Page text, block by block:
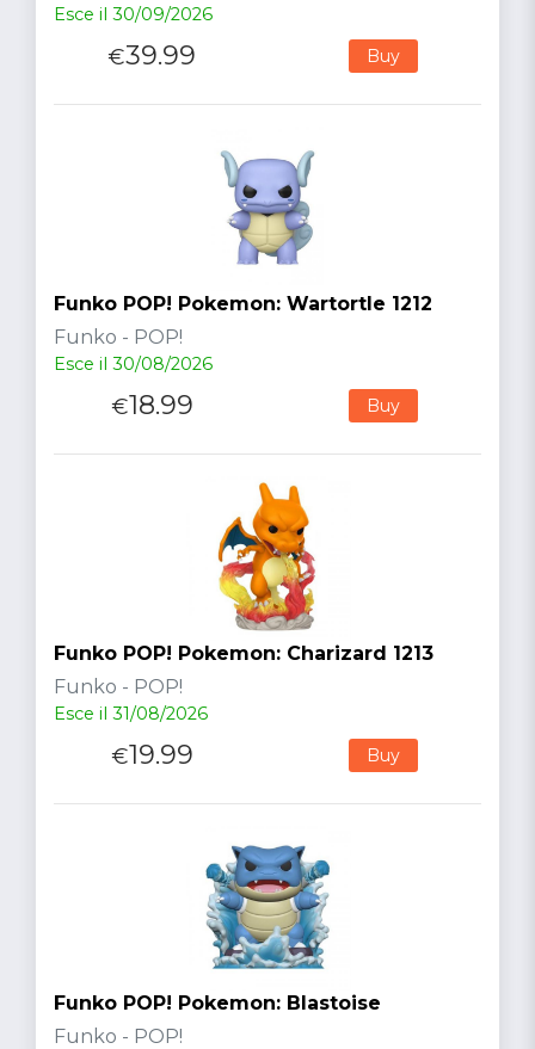
Esce il 30/09/2026
€39.99 Buy
Funko POP! Pokemon: Wartortle 1212
Funko - POP!
Esce il 30/08/2026
€18.99 Buy
Funko POP! Pokemon: Charizard 1213
Funko - POP!
Esce il 31/08/2026
€19.99 Buy
Funko POP! Pokemon: Blastoise
Funko - POP!